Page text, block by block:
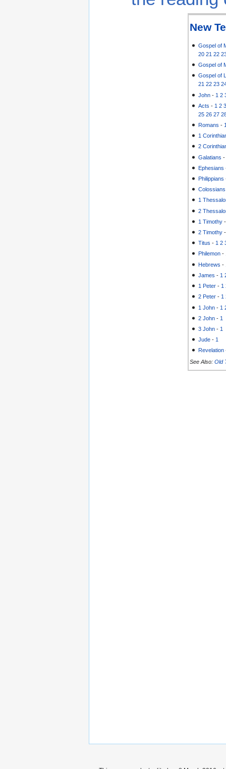
New
Gospel of
20 21 22
Gospel of
Gospel of
21 22 23
John - 1 2
Acts - 1 2
25 26 27
Romans -
1
2
Galatians
Ephesians
Philippians
Colossians
1
2
1 Timothy
2 Timothy
Titus - 1 2
Philemon -
Hebrews -
James - 1
1 Peter - 1
2 Peter - 1
1 John - 1
2 John - 1
3 John - 1
Jude - 1
Revelation
See Also: Old